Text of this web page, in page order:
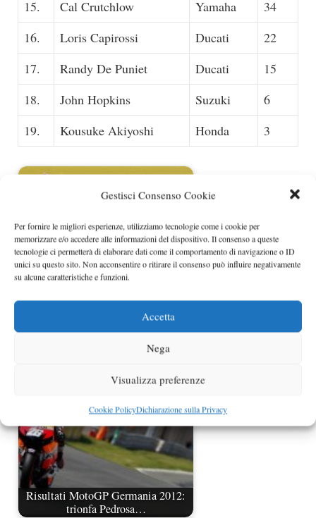
Gestisci Consenso Cookie
Per fornire le migliori esperienze, utilizziamo tecnologie come i cookie per
memorizzare e/o accedere alle informazioni del dispositivo. Il consenso a queste
tecnologie ci permetterà di elaborare dati come il comportamento di navigazione o ID
unici su questo sito. Non acconsentire o ritirare il consenso può influire negativamente
su alcune caratteristiche e funzioni.
Accetta
Nega
Visualizza preferenze
Cookie PolicyDichiarazione sulla Privacy
15. Cal Crutchlow Yamaha
34
16.
Loris Capirossi Ducati
22
17.
Randy De Puniet Ducati
15
18.
John Hopkins Suzuki
6
19.
Kousuke Akiyoshi Honda 3
Classifica MotoGp 2011
Risultati MotoGP Germania 2012:
trionfa Pedrosa…